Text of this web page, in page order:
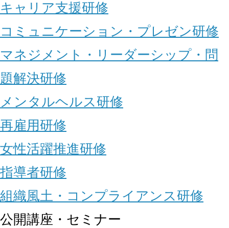
キャリア支援研修
コミュニケーション・プレゼン研修
マネジメント・リーダーシップ・問
題解決研修
メンタルヘルス研修
再雇用研修
女性活躍推進研修
指導者研修
組織風土・コンプライアンス研修
公開講座・セミナー